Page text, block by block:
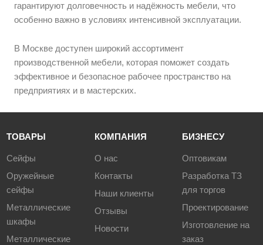
гарантируют долговечность и надёжность мебели, что
особенно важно в условиях интенсивной эксплуатации.
В Москве доступен широкий ассортимент
производственной мебели, которая поможет создать
эффективное и безопасное рабочее пространство на
предприятиях и в мастерских.
ТОВАРЫ
Сейфы
Оружейные
сейфы
Металлические
шкафы
Металлические
КОМПАНИЯ
О нас
Контакты
Наши клиенты
Отзывы
Новости
БИЗНЕСУ
Оптовикам
Разработка ТЗ
для торгов
Проектирование
Изготовление на
заказ